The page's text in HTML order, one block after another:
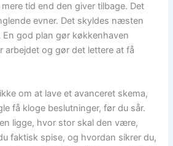
tid end den giver tilbage. Det
evner. Det skyldes næsten
god plan gør køkkenhaven
arbejdet og gør det lettere at få
om at lave et avanceret skema,
få kloge beslutninger, før du sår.
ligge, hvor stor skal den være,
faktisk spise, og hvordan sikrer du,